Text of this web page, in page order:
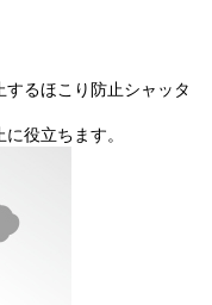
るほこり防止シャッタ
役立ちます。